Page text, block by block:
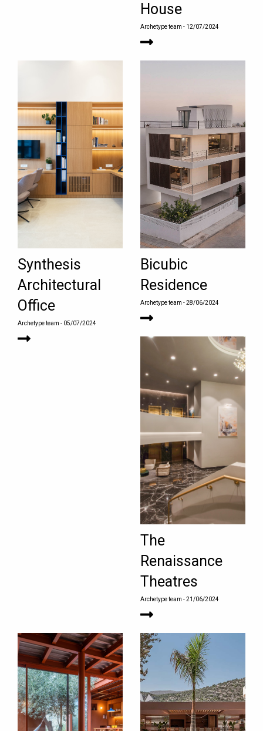
House
Archetype team - 12/07/2024
Synthesis
Architectural
Office
Archetype team - 05/07/2024
Bicubic
Residence
Archetype team - 28/06/2024
The
Renaissance
Theatres
Archetype team - 21/06/2024